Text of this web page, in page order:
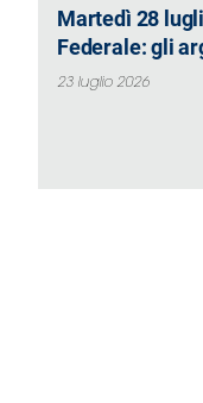
Martedì 28
Federale: gli
23 luglio 2026